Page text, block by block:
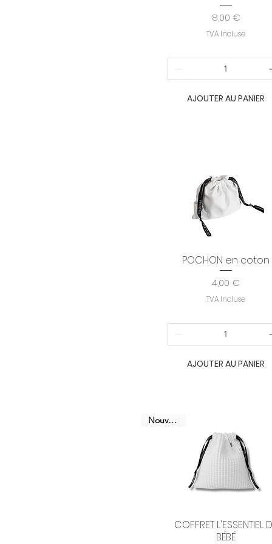
Prix
8,00 €
TVA Incluse
AJOUTER AU PANIER
Aperçu rapide
POCHON en coton
Prix
4,00 €
TVA Incluse
AJOUTER AU PANIER
Aperçu rapide
Nouveauté
COFFRET L'ESSENTIEL
BÉBÉ